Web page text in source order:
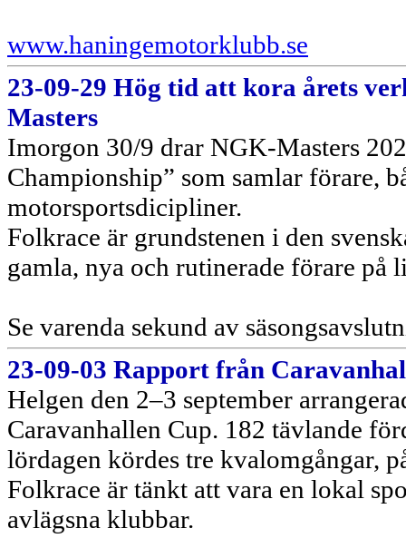
www.haningemotorklubb.se
23-09-29 Hög tid att kora årets
Masters
Imorgon 30/9 drar NGK-Masters
Championship” som samlar förare,
motorsportsdicipliner.
Folkrace är grundstenen i den
gamla, nya och rutinerade förare
Se varenda sekund av
23-09-03 Rapport från
Helgen den 2–3 september
Caravanhallen Cup. 182 tävlande
lördagen kördes tre kvalomgångar,
Folkrace är tänkt att vara en lokal
avlägsna klubbar.